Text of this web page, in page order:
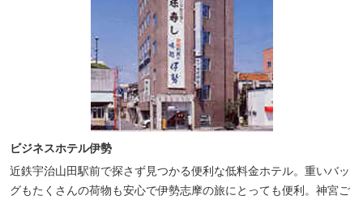
ビジネスホテル伊勢
近鉄宇治山田駅前で探さず見つかる便利な低料金ホテル。重いバッ
グもたくさんの荷物も安心で伊勢志摩の旅にとっても便利。神宮ご